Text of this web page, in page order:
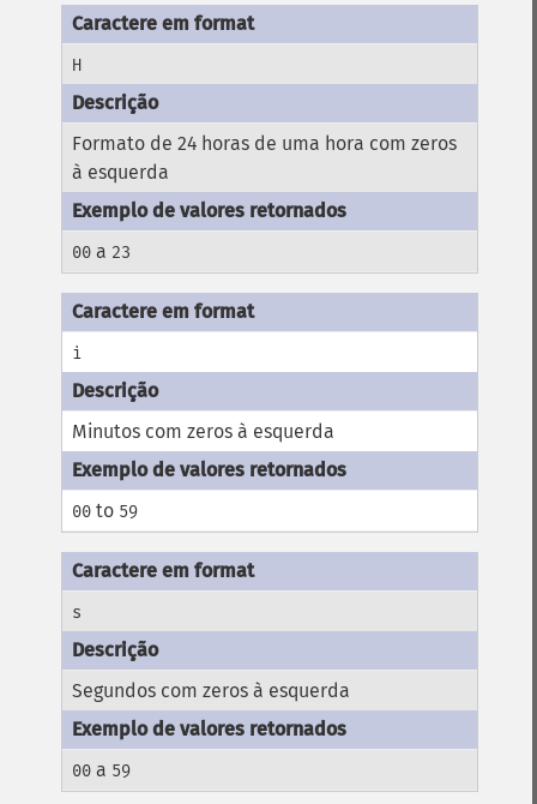
H
Formato de 24 horas de uma hora com zeros
à esquerda
00 a 23
i
Minutos com zeros à esquerda
00 to 59
s
Segundos com zeros à esquerda
00 a 59